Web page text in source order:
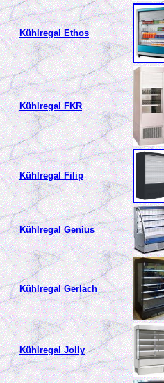
Kühlregal Ethos
Kühlregal FKR
Kühlregal Filip
Kühlregal Genius
Kühlregal Gerlach
Kühlregal Jolly